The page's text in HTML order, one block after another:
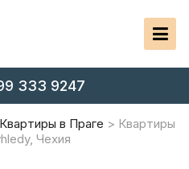
333 9247
Квартиры в Праге
Квартиры
Чехия